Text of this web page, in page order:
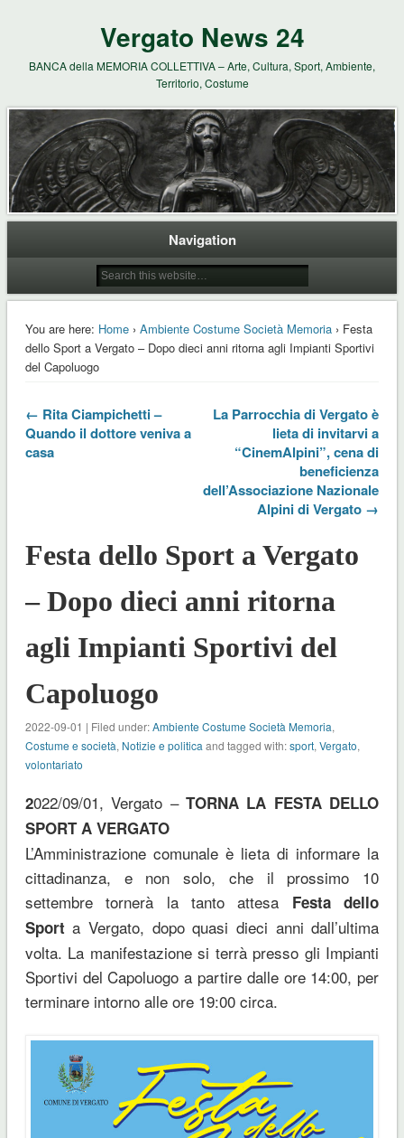
Vergato News 24
BANCA della MEMORIA COLLETTIVA – Arte, Cultura, Sport, Ambiente,
Territorio, Costume
Navigation
You are here: Home› Ambiente Costume Società Memoria› Festa
dello Sport a Vergato – Dopo dieci anni ritorna agli Impianti Sportivi
del Capoluogo
← Rita Ciampichetti –
Quando il dottore veniva a
casa
La Parrocchia di Vergato è
lieta di invitarvi a
“CinemAlpini”, cena di
beneficienza
dell’Associazione Nazionale
Alpini di Vergato →
Festa dello Sport a Vergato
– Dopo dieci anni ritorna
agli Impianti Sportivi del
Capoluogo
2022-09-01 | Filed under:Ambiente Costume Società Memoria,
Costume e società, Notizie e politica and tagged with:sport, Vergato,
volontariato
2022/09/01, Vergato – TORNA LA FESTA DELLO
SPORT A VERGATO
L’Amministrazione comunale è lieta di informare la
cittadinanza, e non solo, che il prossimo 10
settembre tornerà la tanto attesa Festa dello
Sporta Vergato, dopo quasi dieci anni dall’ultima
volta. La manifestazione si terrà presso gli Impianti
Sportivi del Capoluogo a partire dalle ore 14:00, per
terminare intorno alle ore 19:00 circa.